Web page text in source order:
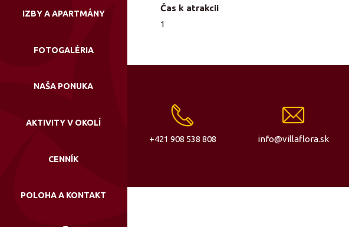
navigation
IZBY A APARTMÁNY
FOTOGALÉRIA
NAŠA PONUKA
AKTIVITY V OKOLÍ
CENNÍK
POLOHA A KONTAKT
Čas k atrakcii
1
+421 908 538 808 info@villaflora.sk